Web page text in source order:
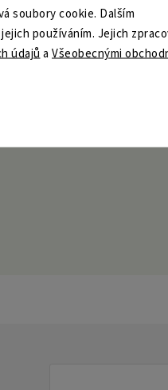
soubory cookie. Dalším
používáním. Jejich
údajů a Všeobecnými